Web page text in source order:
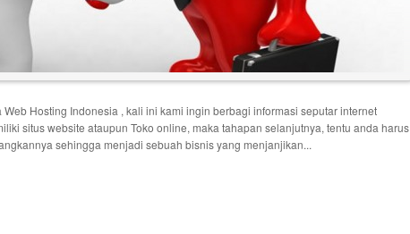
Hosting Indonesia , kali ini kami ingin berbagi informasi seputar internet
situs website ataupun Toko online, maka tahapan selanjutnya, tentu anda harus
sehingga menjadi sebuah bisnis yang menjanjikan...